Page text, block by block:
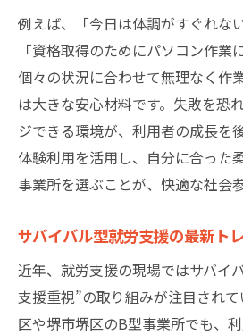
例えば、「今日は体調がすぐれな
「資格取得のためにパソコン作業
個々の状況に合わせて無理なく作
は大きな安心材料です。失敗を恐
ジできる環境が、利用者の成長を
体験利用を活用し、自分に合った
事業所を選ぶことが、快適な社会
サバイバル型就労支援の最新ト
近年、就労支援の現場ではサバイ
支援重視”の取り組みが注目され
区や堺市堺区のB型事業所でも、